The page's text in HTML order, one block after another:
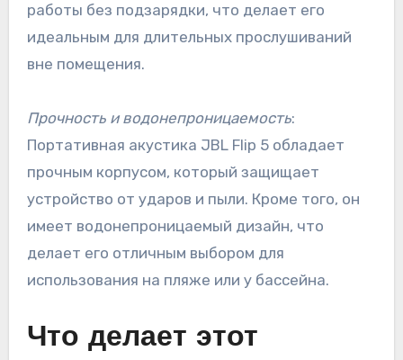
работы без подзарядки, что делает его
идеальным для длительных прослушиваний
вне помещения.
Прочность и водонепроницаемость:
Портативная акустика JBL Flip 5 обладает
прочным корпусом, который защищает
устройство от ударов и пыли. Кроме того, он
имеет водонепроницаемый дизайн, что
делает его отличным выбором для
использования на пляже или у бассейна.
Что делает этот